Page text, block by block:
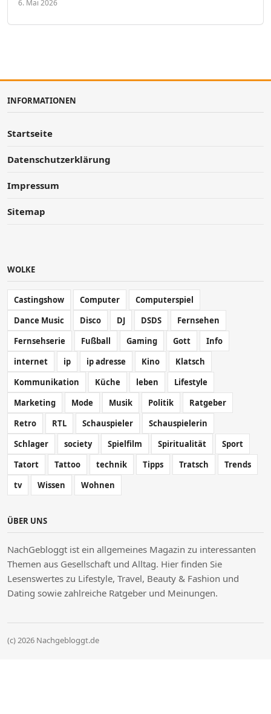
6. Mai 2026
INFORMATIONEN
Startseite
Datenschutzerklärung
Impressum
Sitemap
WOLKE
Castingshow Computer
Computerspiel
Dance Music
Disco DJ DSDS
Fernsehen
Fernsehserie
Fußball Gaming Gott
Info
internet
ip ip adresse Kino
Klatsch
Kommunikation
Küche leben
Lifestyle
Marketing
Mode Musik Politik
Ratgeber
Retro
RTL Schauspieler
Schauspielerin
Schlager
society Spielfilm Spiritualität
Sport
Tatort
Tattoo technik Tipps Tratsch
Trends
tv
Wissen Wohnen
ÜBER UNS
NachGebloggt ist ein allgemeines Magazin zu interessanten
Themen aus Gesellschaft und Alltag. Hier finden Sie
Lesenswertes zu Lifestyle, Travel, Beauty & Fashion und
Dating sowie zahlreiche Ratgeber und Meinungen.
(c) 2026 Nachgebloggt.de